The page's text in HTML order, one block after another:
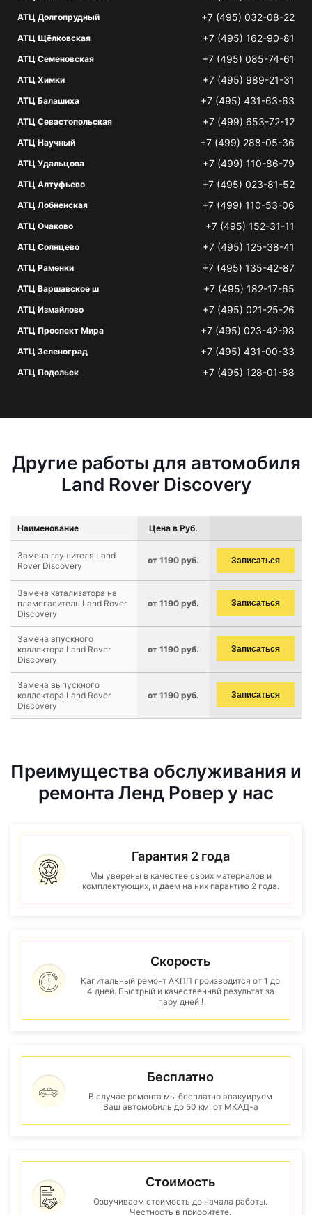
АТЦ Долгопрудный +7 (495) 032-08-22
АТЦ Щёлковская +7 (495) 162-90-81
АТЦ Семеновская +7 (495) 085-74-61
АТЦ Химки +7 (495) 989-21-31
АТЦ Балашиха +7 (495) 431-63-63
АТЦ Севастопольская +7 (499) 653-72-12
АТЦ Научный +7 (499) 288-05-36
АТЦ Удальцова +7 (499) 110-86-79
АТЦ Алтуфьево +7 (495) 023-81-52
АТЦ Лобненская +7 (499) 110-53-06
АТЦ Очаково +7 (495) 152-31-11
АТЦ Солнцево +7 (495) 125-38-41
АТЦ Раменки +7 (495) 135-42-87
АТЦ Варшавское ш +7 (495) 182-17-65
АТЦ Измайлово +7 (495) 021-25-26
АТЦ Проспект Мира +7 (495) 023-42-98
АТЦ Зеленоград +7 (495) 431-00-33
АТЦ Подольск +7 (495) 128-01-88
Другие работы для автомобиля
Land Rover Discovery
Наименование Цена в Руб.
Замена глушителя Land
Rover Discovery
от 1190 руб. Записаться
Замена катализатора на
пламегаситель Land Rover
Discovery
от 1190 руб. Записаться
Замена впускного
коллектора Land Rover
Discovery
от 1190 руб. Записаться
Замена выпускного
коллектора Land Rover
Discovery
от 1190 руб. Записаться
Преимущества обслуживания и
ремонта Ленд Ровер у нас
Гарантия 2 года
Мы уверены в качестве своих материалов и
комплектующих, и даем на них гарантию 2 года.
Скорость
Капитальный ремонт АКПП производится от 1 до
4 дней. Быстрый и качественнвй результат за
пару дней !
Бесплатно
В случае ремонта мы бесплатно эвакуируем
Ваш автомобиль до 50 км. от МКАД-а
Стоимость
Озвучиваем стоимость до начала работы.
Честность в приоритете.